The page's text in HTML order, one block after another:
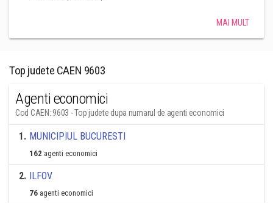
MAI MULT
Top judete CAEN 9603
Agenti economici
Cod CAEN: 9603 - Top judete dupa numarul de agenti economici
1. MUNICIPIUL BUCURESTI
162 agenti economici
2. ILFOV
76 agenti economici